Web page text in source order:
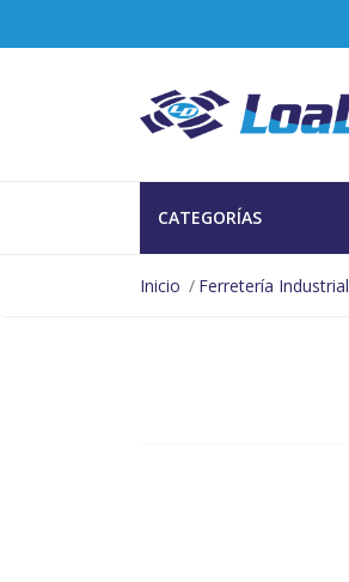
CATEGORÍAS
Inicio Ferretería Industrial